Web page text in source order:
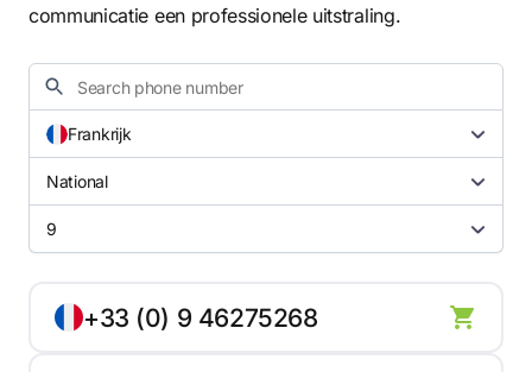
communicatie een professionele uitstraling.
Frankrijk
National
9
+33 (0) 9 46275268